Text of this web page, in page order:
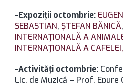
-Expoziţii octombrie:
SEBASTIAN, ŞTEFAN BĂNICĂ,
INTERNAŢIONALĂ A
INTERNAŢIONALĂ A CAFELEI,
-Activităţi octombrie:
Lic. de Muzică – Prof. Epure